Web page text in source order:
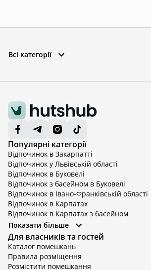
Всі категорії
Популярні категорії
Відпочинок в Закарпатті
Відпочинок у Львівській області
Відпочинок в Буковелі
Відпочинок з басейном в Буковелі
Відпочинок в Івано-Франківській області
Відпочинок в Карпатах
Відпочинок в Карпатах з басейном
Відпочинок в Київській області
Відпочинок в Київській області з басейном
Відпочинок в Тернопільській області
Відпочинок у Вінницькій області
Відпочинок в Яремче
Показати більше
Для власників та гостей
Каталог помешкань
Правила розміщення
Розмістити помешкання